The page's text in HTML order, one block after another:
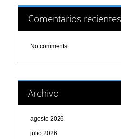
Comentarios recientes
No comments.
Archivo
agosto 2026
julio 2026